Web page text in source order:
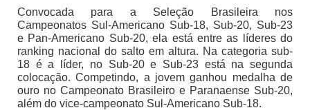
Convocada para a Seleção Brasileira nos
Campeonatos Sul-Americano Sub-18, Sub-20, Sub-23
e Pan-Americano Sub-20, ela está entre as líderes do
ranking nacional do salto em altura. Na categoria sub-
18 é a líder, no Sub-20 e Sub-23 está na segunda
colocação. Competindo, a jovem ganhou medalha de
ouro no Campeonato Brasileiro e Paranaense Sub-20,
além do vice-campeonato Sul-Americano Sub-18.